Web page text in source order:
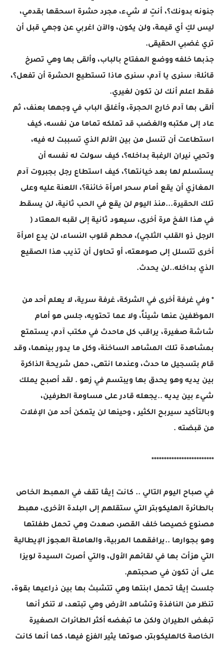
جنونه بدونك؟، أنتِ لا شيء، مجرد حشرة اسحقها بقدمي،
ليس لكِ أي قيمة، ولن يكون، والآن اغربي عن وجهي قبل أن
تري غضبي الحقيقى.
جذبها خلفه ووضع المفتاح بالباب، وألقى بها وهي تصرخ
قائلة: سنرى يا آدم، سنرى ماذا تستطيع الحشرة أن تفعل؟،
فقط اعلم أنك لن تكون لغيري.
ألقى بها آدم خارج الحجرة، وأغلق الباب في وجهها بعنف، ثم
عاد إلى مكتبه والغضب قد تملكه تماما من نفسه، كيف
استطاعت أن تنسل من بين الألم الذي تسببت له فيه،
وتحيي نيران الرغبة بداخله؟، كيف سولت له نفسه أن
يستسلم لها بعد خيانتها؟، كيف استطاع رجل بجبروت آدم
المغازي أن يقع أمام سحر امرأة خائنة؟، اللعنة عليه وعلى
تلك الحقيرة...منذ اليوم لن يقع في الحب ثانية، لن يسقط
في هذا الفخ مرة أخرى، سيعود ثانية إلى لقبه المعتاد (
الرجل ذو القلب الثلجي)، محطم قلوب النساء، لن يدع امرأة
أخرى تتسلل إلى صومعته، أو تحاول أن تذيب هذا الصقيع
الذي بداخله..لن يحدث.
* وفي غرفة أخرى في الشركة، غرفة سرية، لا يعلم أحد من
الموظفين عنها شيئاً، ولا عما تحتويه، جلس هو أمام
شاشة صغيرة، يراقب كل ماحدث في مكتب آدم، يستمتع
بمشاهدة تلك المشاهد الساخنة، وكل ما يدور بينهما، وقد
قام بتسجيل ما حدث، وعندما انتهى، حمل شريحة الذاكرة
بين يديه وهو يحدق بها ويبتسم في زهو . لقد أصبح يملك
شيء بين يديه ..يجعله قادر على مساومة الطرفين،
وبالتأكيد سيربح الكثير ، وحينها لن يتمكن أحد من الإفلات
من قبضته .
*************************
في صباح اليوم التالي .. كانت إيڤا تقف في المهبط الخاص
بالطائرة الهليكوبتر التي ستقلهم إلى البلدة الأخرى، مهبط
مصنوع خصيصا خلف القصر، صعدت وهي تحمل طفلتها
وهو بجوارها ..يرافقهما المربية، والعاملة العجوز الإيطالية
التي هزأت بها في لقائهم الأول، والتي أصرت السيدة لويزا
على أن تكون في صحبتهم.
جلست إيڤا تحمل ابنتها وهي تتشبث بها بين ذراعيها بقوة،
تنظر من النافذة وتشاهد الأرض وهي تبتعد، لا تنكر أنها
تبغض الطيران ولكن ما تبغضه أكثر الطائرات الصغيرة
الخاصة كالهليكوبتر، صوتها يثير الفزع فيها، كما أنها كانت